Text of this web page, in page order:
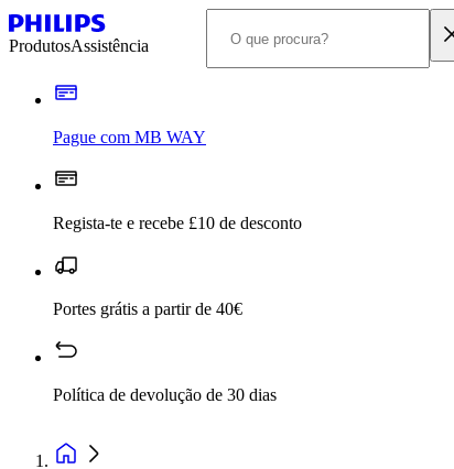
ProdutosAssistência
Pague com MB WAY
Regista-te e recebe £10 de desconto
Portes grátis a partir de 40€
Política de devolução de 30 dias